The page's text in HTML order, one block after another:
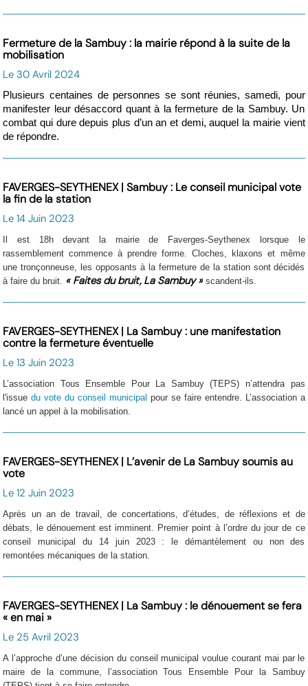
Fermeture de la Sambuy : la mairie répond à la suite de la
mobilisation
Le 30 Avril 2024
Plusieurs centaines de personnes se sont réunies, samedi, pour
manifester leur désaccord quant à la fermeture de la Sambuy. Un
combat qui dure depuis plus d’un an et demi, auquel la mairie vient
de répondre.
FAVERGES-SEYTHENEX | Sambuy : Le conseil municipal vote
la fin de la station
Le 14 Juin 2023
Il est 18h devant la mairie de Faverges-Seythenex lorsque le
rassemblement commence à prendre forme. Cloches, klaxons et même
une tronçonneuse, les opposants à la fermeture de la station sont décidés
à faire du bruit. « Faites du bruit, La Sambuy » scandent-ils.
FAVERGES-SEYTHENEX | La Sambuy : une manifestation
contre la fermeture éventuelle
Le 13 Juin 2023
L’association Tous Ensemble Pour La Sambuy (TEPS) n’attendra pas
l'issuedu vote du conseil municipal pour se faire entendre. L’association a
lancé un appel à la mobilisation.
FAVERGES-SEYTHENEX | L’avenir de La Sambuy soumis au
vote
Le 12 Juin 2023
Après un an de travail, de concertations, d’études, de réflexions et de
débats, le dénouement est imminent. Premier point à l’ordre du jour de ce
conseil municipal du 14 juin 2023 : le démantèlement ou non des
remontées mécaniques de la station.
FAVERGES-SEYTHENEX | La Sambuy : le dénouement se fera
« en mai »
Le 25 Avril 2023
A l’approche d’une décision du conseil municipal voulue courant mai par le
maire de la commune, l’association Tous Ensemble Pour la Sambuy